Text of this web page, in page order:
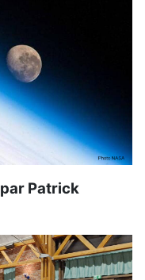
par Patrick